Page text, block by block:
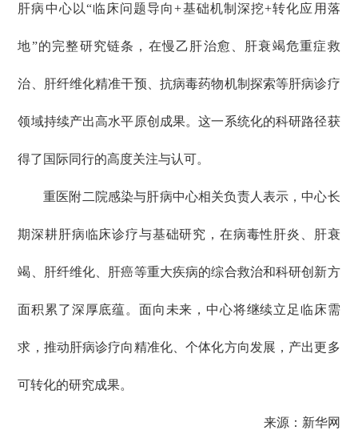
肝病中心以“临床问题导向+基础机制深挖+转化应用落
地”的完整研究链条，在慢乙肝治愈、肝衰竭危重症救
治、肝纤维化精准干预、抗病毒药物机制探索等肝病诊疗
领域持续产出高水平原创成果。这一系统化的科研路径获
得了国际同行的高度关注与认可。
重医附二院感染与肝病中心相关负责人表示，中心长
期深耕肝病临床诊疗与基础研究，在病毒性肝炎、肝衰
竭、肝纤维化、肝癌等重大疾病的综合救治和科研创新方
面积累了深厚底蕴。面向未来，中心将继续立足临床需
求，推动肝病诊疗向精准化、个体化方向发展，产出更多
可转化的研究成果。
来源：新华网